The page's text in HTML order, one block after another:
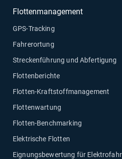
Flottenmanagement
GPS-Tracking
Fahrerortung
Streckenführung und Abfertigung
Flottenberichte
Flotten-Kraftstoffmanagement
Flottenwartung
Flotten-Benchmarking
Elektrische Flotten
Eignungsbewertung für